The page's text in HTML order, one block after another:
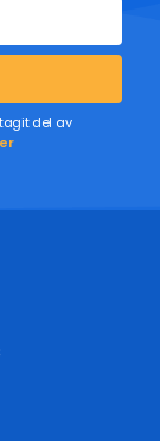
del av